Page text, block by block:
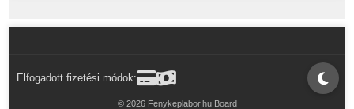
Elfogadott fizetési módok:
© 2026 Fenykeplabor.hu Board